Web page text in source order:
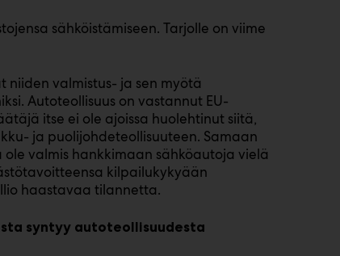
sähköistämiseen. Tarjolle on viime
niiden valmistus- ja sen myötä
Autoteollisuus on vastannut EU-
itse ei ole ajoissa huolehtinut siitä,
ja puolijohdeteollisuuteen. Samaan
valmis hankkimaan sähköautoja vielä
kilpailukykyään
haastavaa tilannetta.
syntyy autoteollisuudesta